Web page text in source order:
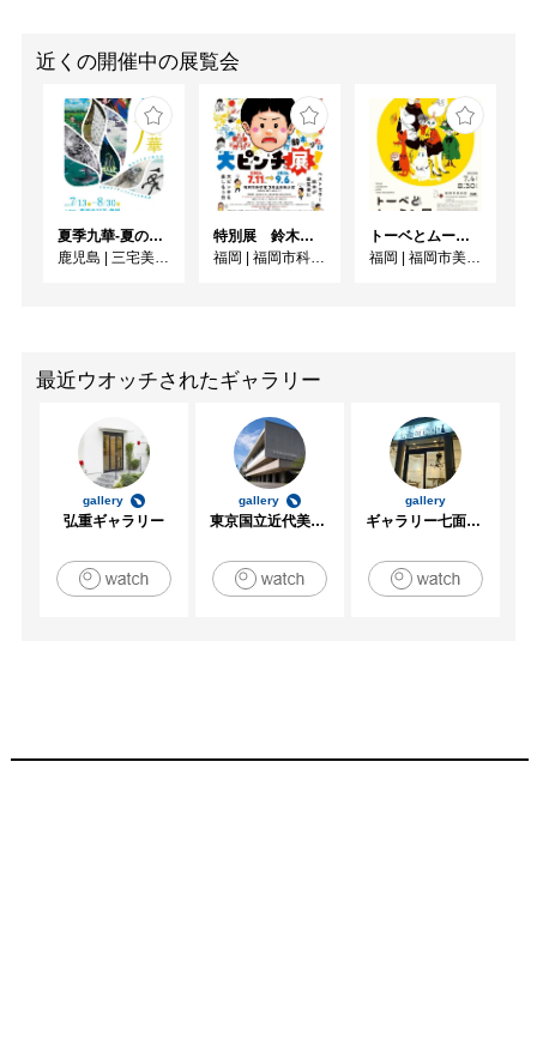
近くの開催中の展覧会
夏季九華-夏のわくわく散歩道
鹿児島 | 三宅美術館
特別展 鈴木のりたけ「大ピンチ展！」
福岡 | 福岡市科学館3階企画展示室
トーベとムーミン展 ～とっておきのものを探 しに～
福岡 | 福岡市美術館
最近ウオッチされたギャラリー
gallery
弘重ギャラリー
gallery
東京国立近代美術館
gallery
ギャラリー七面坂途中